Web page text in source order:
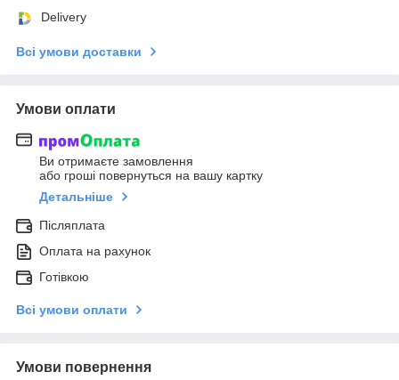
Delivery
Всі умови доставки
Умови оплати
Ви отримаєте замовлення
або гроші повернуться на вашу картку
Детальніше
Післяплата
Оплата на рахунок
Готівкою
Всі умови оплати
Умови повернення